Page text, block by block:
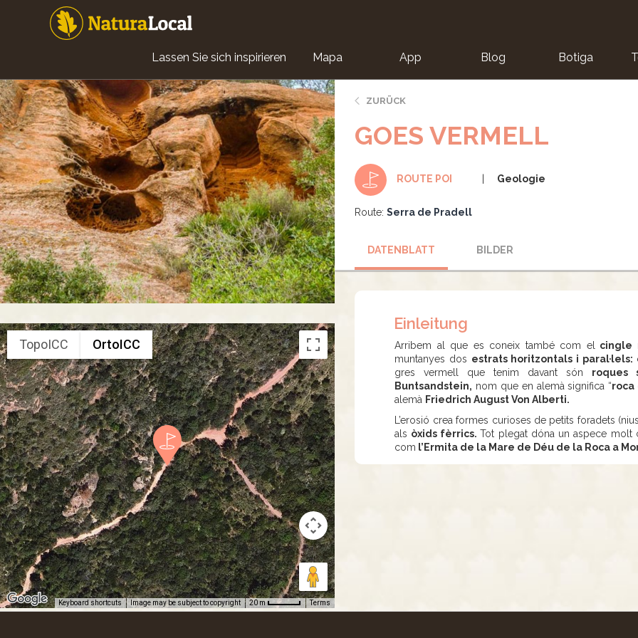
Main
navigation
Lassen Sie sich inspirieren Mapa App Blog Botiga
TopoICC OrtoICC
Keyboard shortcuts Image may be subject to copyright 20 m Terms
ZURÜCK
GOES VERMELL
ROUTE POI Geologie
Route: Serra de Pradell
DATENBLATT BILDER
Einleitung
Arribem al que es coneix també com el cingle
muntanyes dos estrats horitzontals i
gres vermell que tenim davant són roques
Buntsandstein, nom que en alemà significa “roca
alemà Friedrich August Von Alberti.
L’erosió crea formes curioses de petits foradets
als òxids fèrrics.Tot plegat dóna un aspece
com l’Ermita de la Mare de Déu de la Roca a